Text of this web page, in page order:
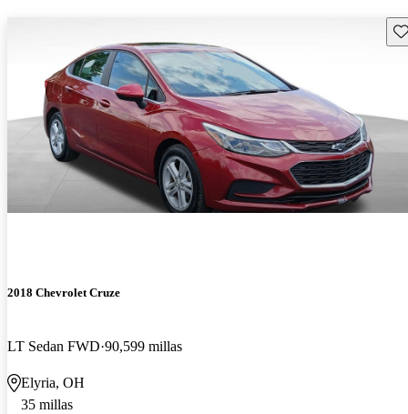
2018 Chevrolet Cruze
LT Sedan FWD 90,599 millas
Elyria, OH
35 millas